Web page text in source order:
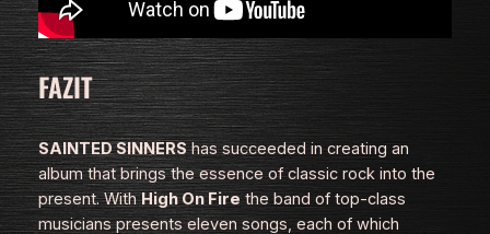
FAZIT
SAINTED SINNERShas succeeded in creating an
album that brings the essence of classic rock into the
present. WithHigh On Firethe band of top-class
musicians presents eleven songs, each of which